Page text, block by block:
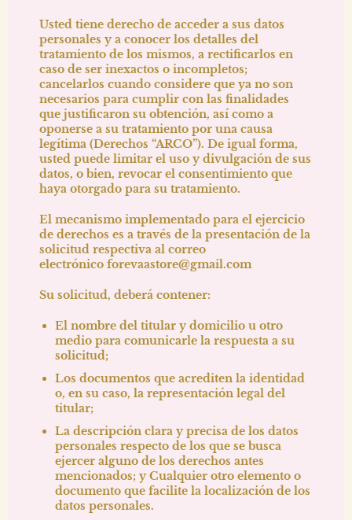
Usted tiene derecho de acceder a sus datos
personales y a conocer los detalles del
tratamiento de los mismos, a rectificarlos en
caso de ser inexactos o incompletos;
cancelarlos cuando considere que ya no son
necesarios para cumplir con las finalidades
que justificaron su obtención, así como a
oponerse a su tratamiento por una causa
legítima (Derechos “ARCO”). De igual forma,
usted puede limitar el uso y divulgación de sus
datos, o bien, revocar el consentimiento que
haya otorgado para su tratamiento.
El mecanismo implementado para el ejercicio
de derechos es a través de la presentación de la
solicitud respectiva al correo
electrónico forevaastore@gmail.com
Su solicitud, deberá contener:
El nombre del titular y domicilio u otro
medio para comunicarle la respuesta a su
solicitud;
Los documentos que acrediten la identidad
o, en su caso, la representación legal del
titular;
La descripción clara y precisa de los datos
personales respecto de los que se busca
ejercer alguno de los derechos antes
mencionados; y Cualquier otro elemento o
documento que facilite la localización de los
datos personales.